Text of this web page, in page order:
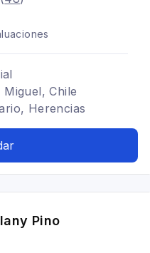
Chile
Herencias
Pino